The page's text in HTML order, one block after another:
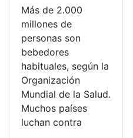
Más de 2.000
millones de
personas son
bebedores
habituales, según la
Organización
Mundial de la Salud.
Muchos países
luchan contra